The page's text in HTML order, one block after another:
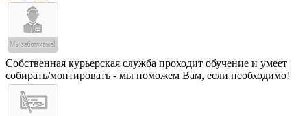
Собственная курьерская служба проходит обучение и умеет
собирать/монтировать - мы поможем Вам, если необходимо!